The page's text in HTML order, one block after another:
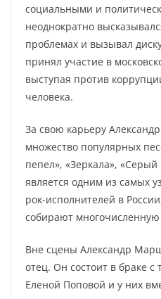
социальными и
неоднократно
проблемах и вызывал
принял участие в
выступая против
человека.
За свою карьеру
множество популярных
пепел», «Зеркала»,
является одним из самых
рок-исполнителей в
собирают многочисленную
Вне сцены Александр
отец. Он состоит в браке с
Еленой Поповой и у них